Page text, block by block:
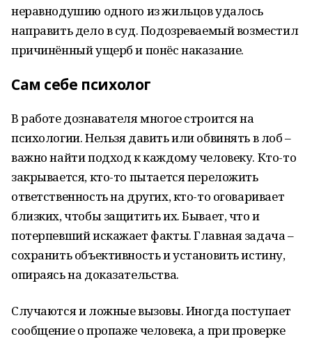
неравнодушию одного из жильцов удалось
направить дело в суд. Подозреваемый возместил
причинённый ущерб и понёс наказание.
Сам себе психолог
В работе дознавателя многое строится на
психологии. Нельзя давить или обвинять в лоб –
важно найти подход к каждому человеку. Кто-то
закрывается, кто-то пытается переложить
ответственность на других, кто-то оговаривает
близких, чтобы защитить их. Бывает, что и
потерпевший искажает факты. Главная задача –
сохранить объективность и установить истину,
опираясь на доказательства.
Случаются и ложные вызовы. Иногда поступает
сообщение о пропаже человека, а при проверке